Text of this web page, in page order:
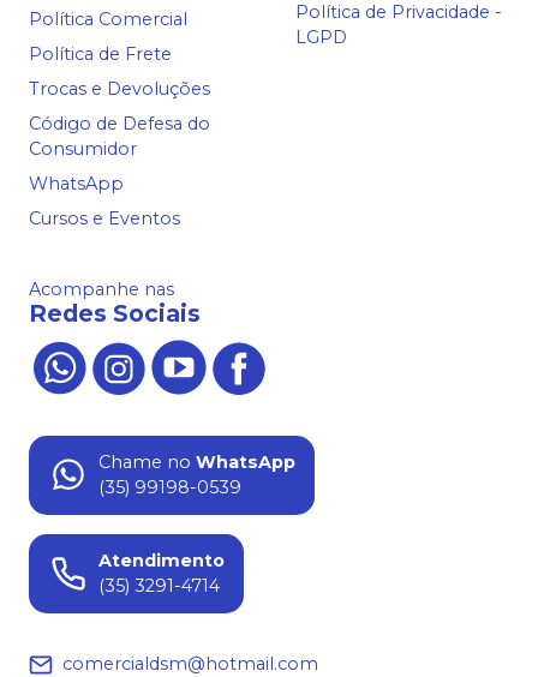
Política Comercial
Política de Frete
Trocas e Devoluções
Código de Defesa do
Consumidor
WhatsApp
Cursos e Eventos
Política de Privacidade -
LGPD
Acompanhe nas
Redes Sociais
Chame no WhatsApp
(35) 99198-0539
Atendimento
(35) 3291-4714
comercialdsm@hotmail.com